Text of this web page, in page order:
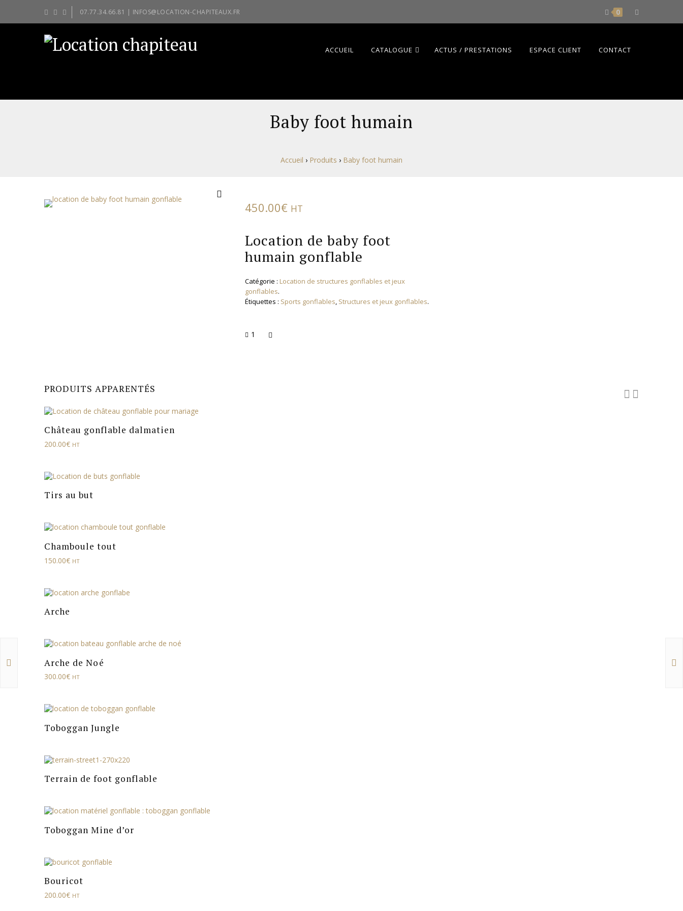
07.77.34.66.81 | INFOS@LOCATION-CHAPITEAUX.FR 0
ACCUEIL CATALOGUE ACTUS / PRESTATIONS ESPACE CLIENT CONTACT
Baby foot humain
Accueil › Produits › Baby foot humain
450.00€ HT
Location de baby foot
humain gonflable
Catégorie : Location de structures gonflables et jeux
gonflables.
Étiquettes : Sports gonflables, Structures et jeux gonflables.
1
PRODUITS APPARENTÉS
Château gonflable dalmatien
200.00€ HT
Tirs au but
Chamboule tout
150.00€ HT
Arche
Arche de Noé
300.00€ HT
Toboggan Jungle
Terrain de foot gonflable
Toboggan Mine d’or
Bouricot
200.00€ HT